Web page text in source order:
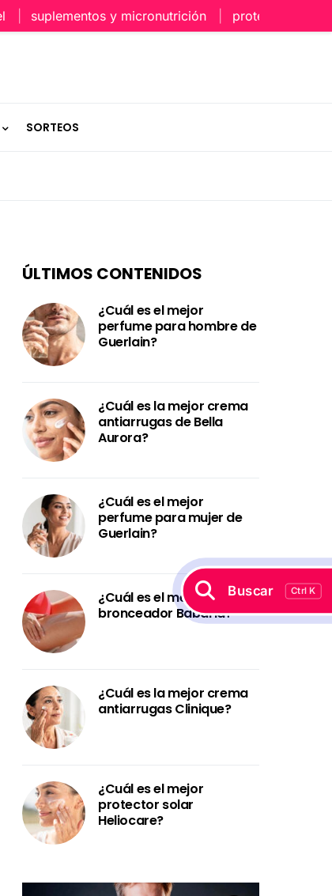
suplementos y micronutrición protección capilar
SORTEOS
ÚLTIMOS CONTENIDOS
¿Cuál es el mejor
perfume para hombre de
Guerlain?
¿Cuál es la mejor crema
antiarrugas de Bella
Aurora?
¿Cuál es el mejor
perfume para mujer de
Guerlain?
¿Cuál es el mejor
bronceador Babaria?
¿Cuál es la mejor crema
antiarrugas Clinique?
¿Cuál es el mejor
protector solar
Heliocare?
Buscar Ctrl K